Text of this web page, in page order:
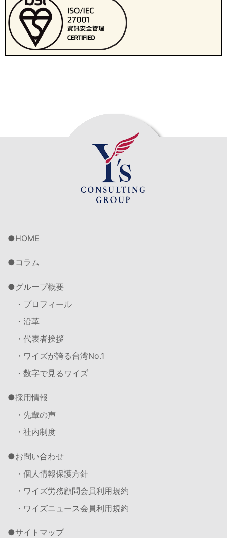
HOME
コラム
グループ概要
・プロフィール
・沿革
・代表者挨拶
・ワイズが誇る台湾No.1
・数字で見るワイズ
採用情報
・先輩の声
・社内制度
お問い合わせ
・個人情報保護方針
・ワイズ労務顧問会員利用規約
・ワイズニュース会員利用規約
サイトマップ